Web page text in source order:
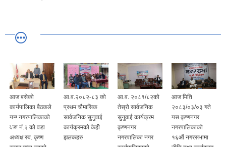
आज बसेको
कार्यपालिका बैठकले
यस नगरपालिकाको
वडा नं.२ को वडा
अध्यक्ष स्व. कृष्ण
आ.व.२०८२-८३ को
प्रथम चौमासिक
सार्वजनिक सुनुवाई
कार्यक्रमको केही
झलकहरु
आ.व. २०८१/८२को
तेस्रो सार्वजनिक
सुनुवाई कार्यक्रम
कृष्णनगर
नगरपालिका नगर
आज मिति
२०८३/०३/०३ गते
यस कृष्णनगर
नगरपालिकाको
१६औं नगरसभामा